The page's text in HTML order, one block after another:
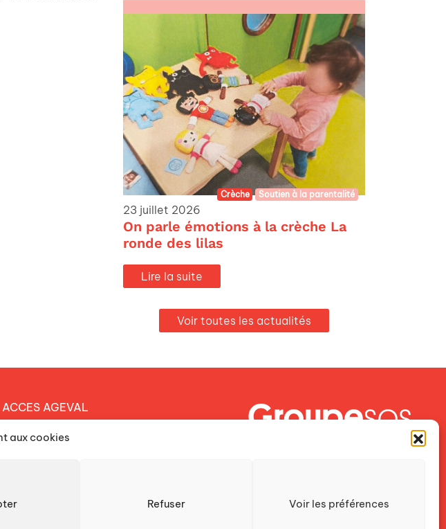
aux cookies
Refuser Voir les préférences
Crèche Soutien à la parentalité
23 juillet 2026
On parle émotions à la crèche La
ronde des lilas
Lire la suite
Voir toutes les actualités
ACCES AGEVAL
CONTACTEZ-NOUS